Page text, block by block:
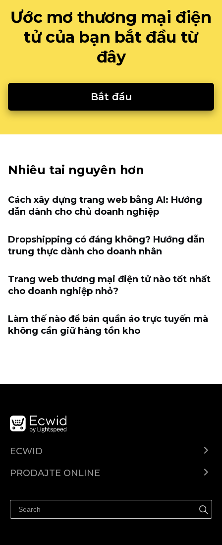
Ước mơ thương mại điện
tử của bạn bắt đầu từ
đây
Bắt đầu
Nhiêu tai nguyên hơn
Cách xây dựng trang web bằng AI: Hướng
dẫn dành cho chủ doanh nghiệp
Dropshipping có đáng không? Hướng dẫn
trung thực dành cho doanh nhân
Trang web thương mại điện tử nào tốt nhất
cho doanh nghiệp nhỏ?
Làm thế nào để bán quần áo trực tuyến mà
không cần giữ hàng tồn kho
ECWID
PRODAJTE ONLINE